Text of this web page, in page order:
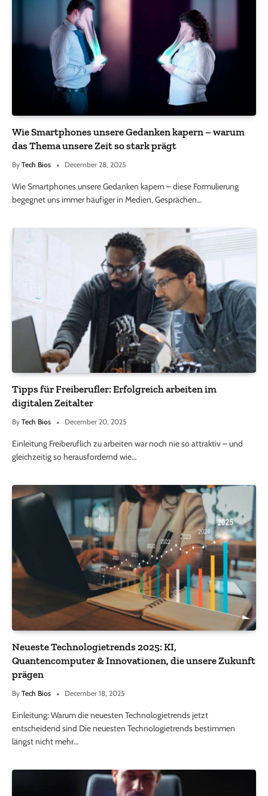
Wie Smartphones unsere Gedanken kapern – warum
das Thema unsere Zeit so stark prägt
By Tech Bios December 28, 2025
Wie Smartphones unsere Gedanken kapern – diese Formulierung
begegnet uns immer häufiger in Medien, Gesprächen…
Tipps für Freiberufler: Erfolgreich arbeiten im
digitalen Zeitalter
By Tech Bios December 20, 2025
Einleitung Freiberuflich zu arbeiten war noch nie so attraktiv – und
gleichzeitig so herausfordernd wie…
Neueste Technologietrends 2025: KI,
Quantencomputer & Innovationen, die unsere Zukunft
prägen
By Tech Bios December 18, 2025
Einleitung: Warum die neuesten Technologietrends jetzt
entscheidend sind Die neuesten Technologietrends bestimmen
längst nicht mehr…